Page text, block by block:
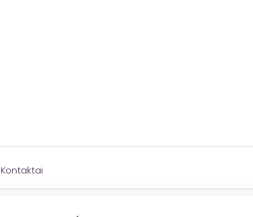
Kontaktai